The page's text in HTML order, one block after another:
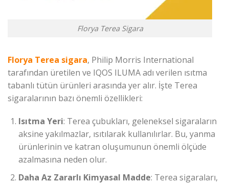
Florya Terea Sigara
Florya Terea sigara, Philip Morris International
tarafından üretilen ve IQOS ILUMA adı verilen ısıtma
tabanlı tütün ürünleri arasında yer alır. İşte Terea
sigaralarının bazı önemli özellikleri:
Isıtma Yeri: Terea çubukları, geleneksel sigaraların
aksine yakılmazlar, ısıtılarak kullanılırlar. Bu, yanma
ürünlerinin ve katran oluşumunun önemli ölçüde
azalmasına neden olur.
Daha Az Zararlı Kimyasal Madde: Terea sigaraları,